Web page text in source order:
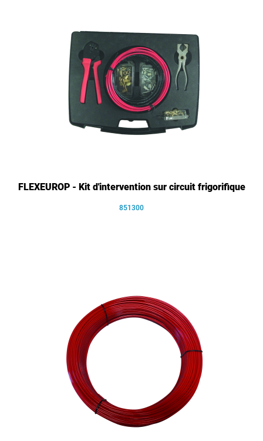
FLEXEUROP - Kit d'intervention sur circuit frigorifique
851300